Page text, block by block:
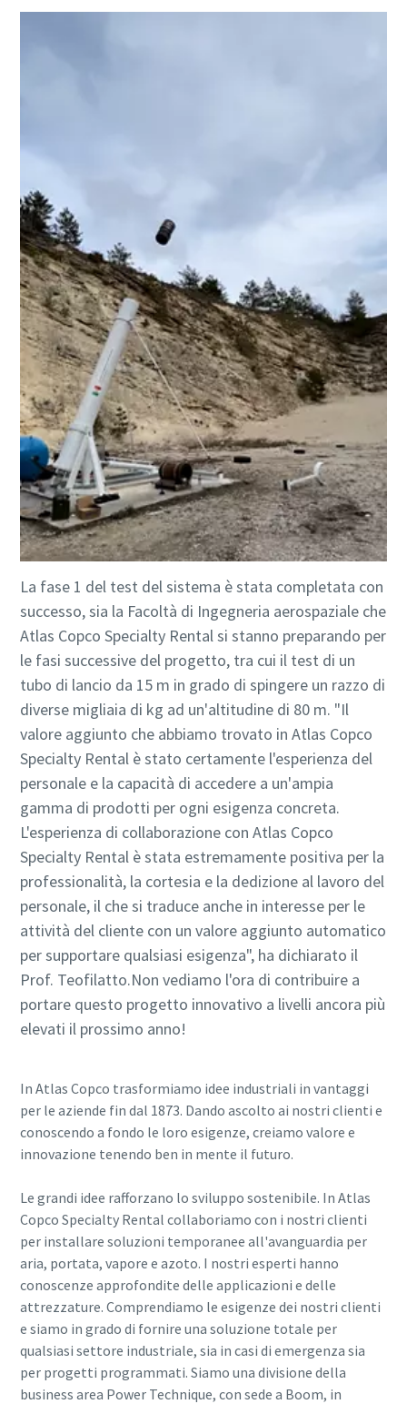
La fase 1 del test del sistema è stata completata con
successo, sia la Facoltà di Ingegneria aerospaziale che
Atlas Copco Specialty Rental si stanno preparando per
le fasi successive del progetto, tra cui il test di un
tubo di lancio da 15 m in grado di spingere un razzo di
diverse migliaia di kg ad un'altitudine di 80 m. "Il
valore aggiunto che abbiamo trovato in Atlas Copco
Specialty Rental è stato certamente l'esperienza del
personale e la capacità di accedere a un'ampia
gamma di prodotti per ogni esigenza concreta.
L'esperienza di collaborazione con Atlas Copco
Specialty Rental è stata estremamente positiva per la
professionalità, la cortesia e la dedizione al lavoro del
personale, il che si traduce anche in interesse per le
attività del cliente con un valore aggiunto automatico
per supportare qualsiasi esigenza", ha dichiarato il
Prof. Teofilatto.Non vediamo l'ora di contribuire a
portare questo progetto innovativo a livelli ancora più
elevati il prossimo anno!
In Atlas Copco trasformiamo idee industriali in vantaggi
per le aziende fin dal 1873. Dando ascolto ai nostri clienti e
conoscendo a fondo le loro esigenze, creiamo valore e
innovazione tenendo ben in mente il futuro.
Le grandi idee rafforzano lo sviluppo sostenibile. In Atlas
Copco Specialty Rental collaboriamo con i nostri clienti
per installare soluzioni temporanee all'avanguardia per
aria, portata, vapore e azoto. I nostri esperti hanno
conoscenze approfondite delle applicazioni e delle
attrezzature. Comprendiamo le esigenze dei nostri clienti
e siamo in grado di fornire una soluzione totale per
qualsiasi settore industriale, sia in casi di emergenza sia
per progetti programmati. Siamo una divisione della
business area Power Technique, con sede a Boom, in